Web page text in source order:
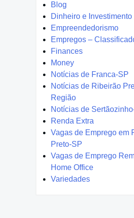
Blog
Dinheiro e Investimento
Empreendedorismo
Empregos –
Finances
Money
Notícias de Franca-SP
Notícias de Ribeirão
Região
Notícias de
Renda Extra
Vagas de Emprego em
Preto-SP
Vagas de Emprego
Home Office
Variedades